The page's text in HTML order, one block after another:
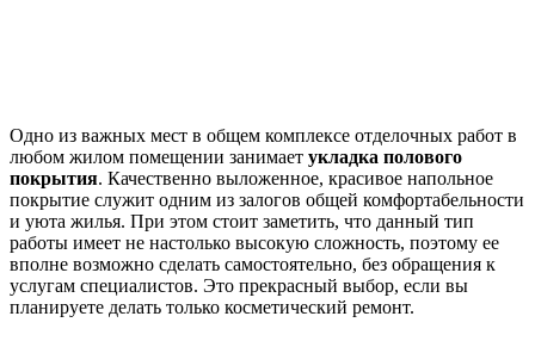
Одно из важных мест в общем комплексе отделочных работ в
любом жилом помещении занимает укладка полового
покрытия. Качественно выложенное, красивое напольное
покрытие служит одним из залогов общей комфортабельности
и уюта жилья. При этом стоит заметить, что данный тип
работы имеет не настолько высокую сложность, поэтому ее
вполне возможно сделать самостоятельно, без обращения к
услугам специалистов. Это прекрасный выбор, если вы
планируете делать только косметический ремонт.